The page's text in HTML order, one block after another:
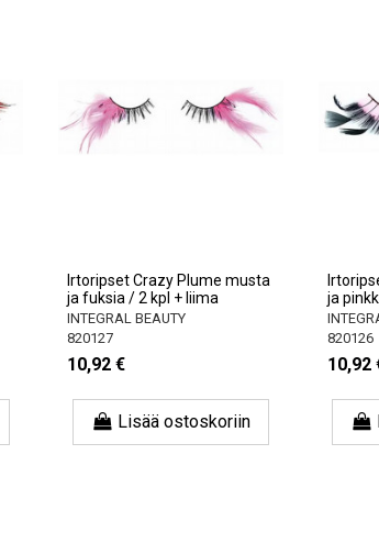
Irtoripset Crazy Plume musta
ja fuksia / 2 kpl + liima
INTEGRAL BEAUTY
820127
10,92 €
Lisää ostoskoriin
ja
820126
10,92